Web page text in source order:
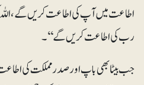
اطاعت میں آپ کی اطاعت کریں گے، اللہ
رب کی اطاعت کریں گے‘‘۔
جب بیٹا بھی باپ اور صدر مملکت کی